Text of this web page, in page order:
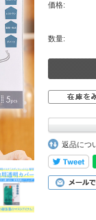
価格:
数量:
返品につ